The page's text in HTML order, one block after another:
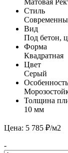
Стиль
Вид
Под бетон,
Форма
Квадратная
Цвет
Серый
Особенность
Толщина
10 мм
Цена: 5 785 ₽/м2
-